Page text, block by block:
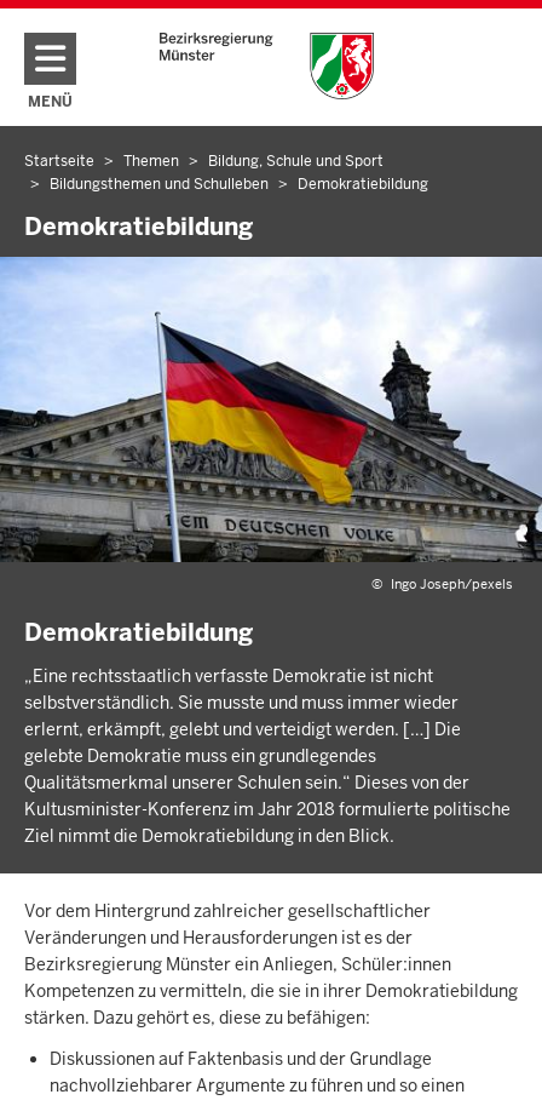
Direkt zum Inhalt
MENÜ
NAVIGATION AKTIVIEREN/DEAKTIVIEREN: HAUPTMENÜ
Sie
befinden
sich
hier
Startseite Themen
Bildung, Schule und Sport
Bildungsthemen und Schulleben
Demokratiebildung
Demokratiebildung
© Ingo Joseph/pexels
Demokratiebildung
„Eine rechtsstaatlich verfasste Demokratie ist nicht
selbstverständlich. Sie musste und muss immer wieder
erlernt, erkämpft, gelebt und verteidigt werden. […] Die
gelebte Demokratie muss ein grundlegendes
Qualitätsmerkmal unserer Schulen sein.“ Dieses von der
Kultusminister-Konferenz im Jahr 2018 formulierte politische
Ziel nimmt die Demokratiebildung in den Blick.
Vor dem Hintergrund zahlreicher gesellschaftlicher
Veränderungen und Herausforderungen ist es der
Bezirksregierung Münster ein Anliegen, Schüler:innen
Kompetenzen zu vermitteln, die sie in ihrer Demokratiebildung
stärken. Dazu gehört es, diese zu befähigen:
Diskussionen auf Faktenbasis und der Grundlage
nachvollziehbarer Argumente zu führen und so einen